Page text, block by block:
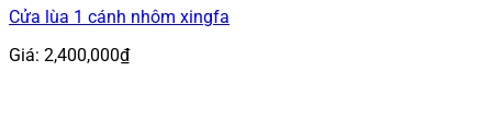
Cửa lùa 1 cánh nhôm xingfa
Giá: 2,400,000₫